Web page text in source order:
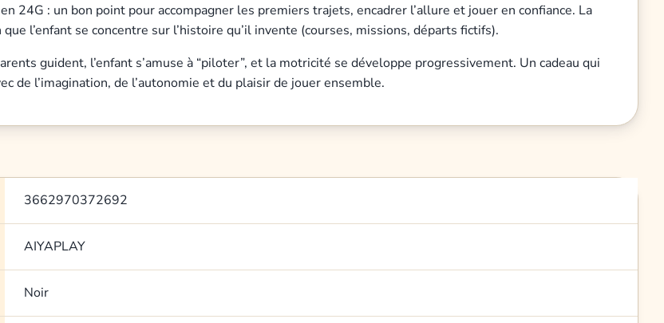
24G : un bon point pour accompagner les premiers trajets, encadrer l’allure et jouer en confiance. La
l’enfant se concentre sur l’histoire qu’il invente (courses, missions, départs fictifs).
guident, l’enfant s’amuse à “piloter”, et la motricité se développe progressivement. Un cadeau qui
de l’imagination, de l’autonomie et du plaisir de jouer ensemble.
3662970372692
AIYAPLAY
Noir